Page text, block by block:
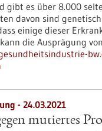
gibt es über 8.000
davon sind
einige dieser
die Ausprägung
- 24.03.2021
mutiertes